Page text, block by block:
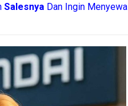
Salesnya Dan Ingin